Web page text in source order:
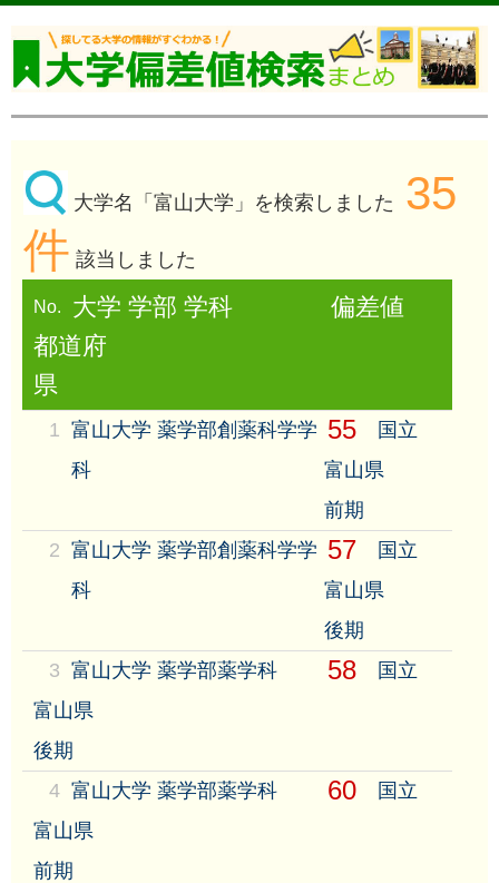
大学名「富山大学」を検索しました 35
件 該当しました
No. 大学 学部 学科
偏差値
都道府
県
1
富山大学 薬学部創薬科学学
科
55
国立
富山県
前期
2 富山大学 薬学部創薬科学学
科
57
国立
富山県
後期
3 富山大学 薬学部薬学科 58
国立
富山県
後期
4 富山大学 薬学部薬学科 60
国立
富山県
前期